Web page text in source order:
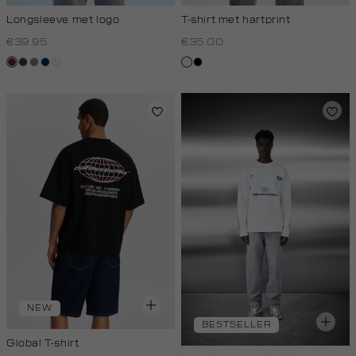
Longsleeve met logo
€39.95
bordeaux
choco
middengrijs
donkerblauw
T-shirt met hartprint
€35.00
wit,
white
zwart
NEW
Global T-shirt
BESTSELLER